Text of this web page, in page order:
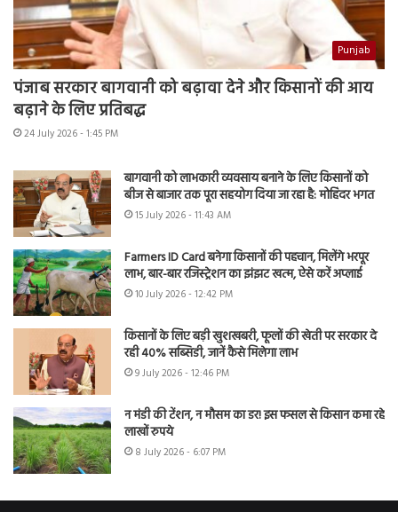
Punjab
पंजाब सरकार बागवानी को बढ़ावा देने और किसानों की आय
बढ़ाने के लिए प्रतिबद्ध
24 July 2026 - 1:45 PM
बागवानी को लाभकारी व्यवसाय बनाने के लिए किसानों को
बीज से बाजार तक पूरा सहयोग दिया जा रहा है: मोहिंदर भगत
15 July 2026 - 11:43 AM
Farmers ID Card बनेगा किसानों की पहचान, मिलेंगे भरपूर
लाभ, बार-बार रजिस्ट्रेशन का झंझट खत्म, ऐसे करें अप्लाई
10 July 2026 - 12:42 PM
किसानों के लिए बड़ी खुशखबरी, फूलों की खेती पर सरकार दे
रही 40% सब्सिडी, जानें कैसे मिलेगा लाभ
9 July 2026 - 12:46 PM
न मंडी की टेंशन, न मौसम का डर! इस फसल से किसान कमा रहे
लाखों रुपये
8 July 2026 - 6:07 PM